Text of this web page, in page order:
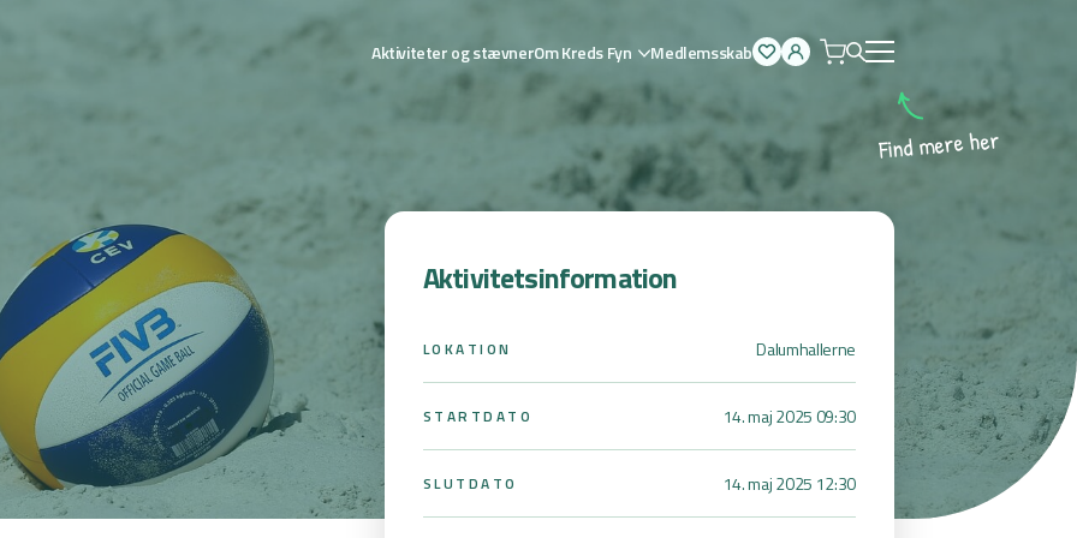
Aktiviteter og stævnerOm Kreds Fyn Medlemsskab
Åben
Findmereher
Aktivitetsinformation
LOKATION Dalumhallerne
STARTDATO 14. maj 2025 09:30
SLUTDATO 14. maj 2025 12:30